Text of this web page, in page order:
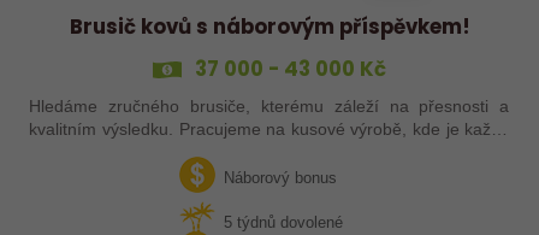
Brusič kovů s náborovým příspěvkem!
37 000 - 43 000 Kč
Hledáme zručného brusiče, kterému záleží na přesnosti a
kvalitním výsledku. Pracujeme na kusové výrobě, kde je každý
plocho nebo kulato – nebo…Náborový bonus
5 týdnů dovolené